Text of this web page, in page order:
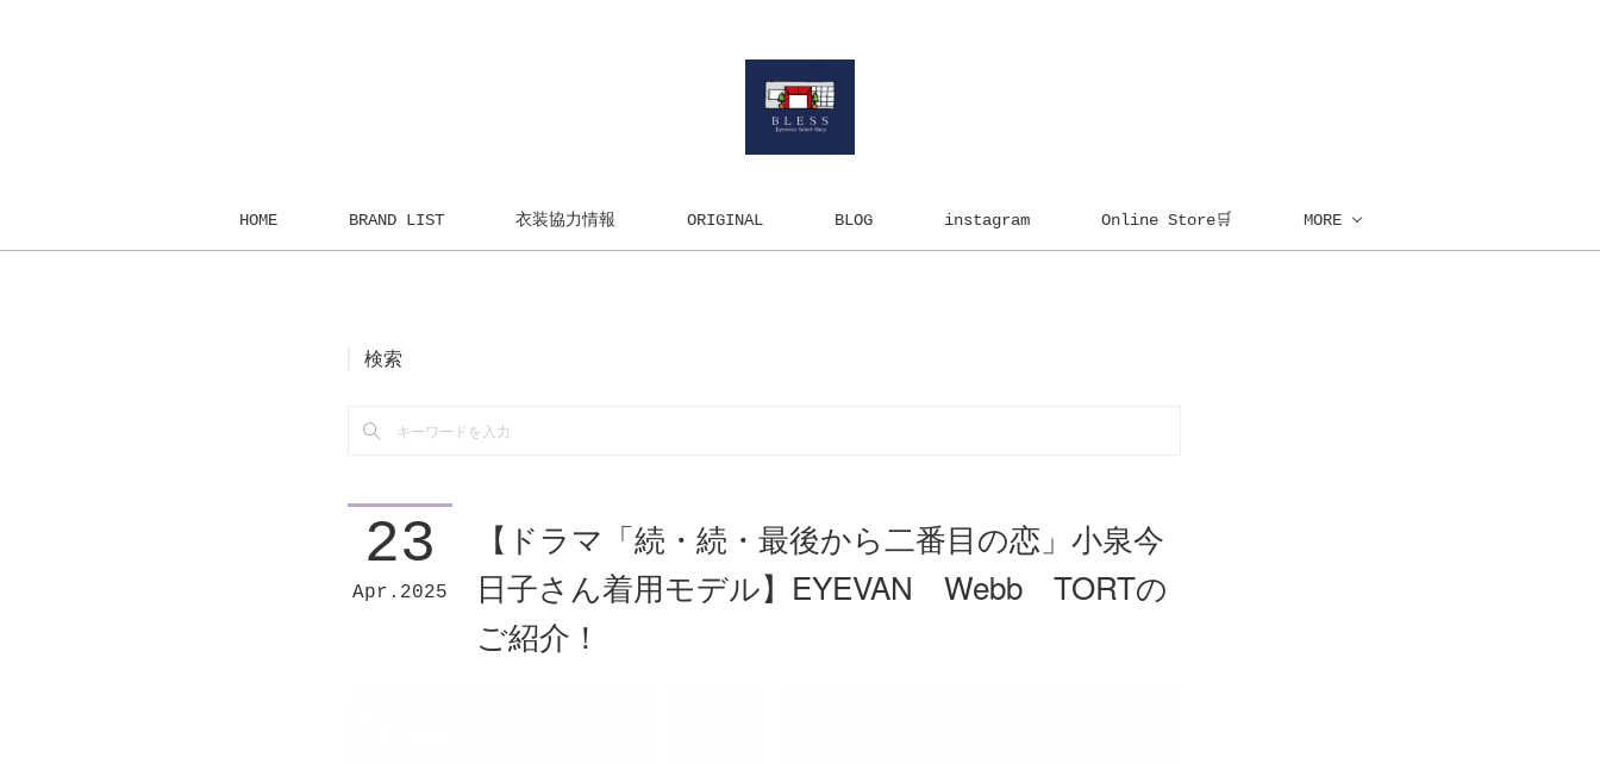
HOME BRAND LIST 衣装協力情報 ORIGINAL BLOG instagram Online Store🛒 MORE
検索
23
Apr 2025
【ドラマ「続・続・最後から二番目の恋」小泉今
日子さん着用モデル】EYEVAN Webb TORTの
ご紹介！